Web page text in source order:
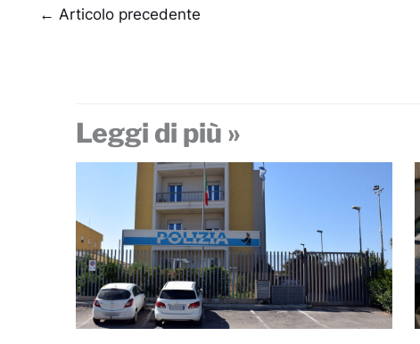
← Articolo precedente
Leggi di più »